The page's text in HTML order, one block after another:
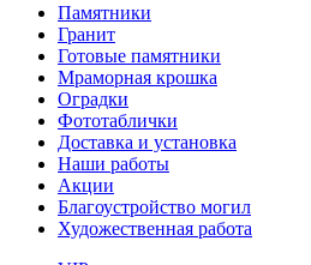
Памятники
Гранит
Готовые памятники
Мраморная крошка
Оградки
Фототаблички
Доставка и установка
Наши работы
Акции
Благоустройство могил
Художественная работа